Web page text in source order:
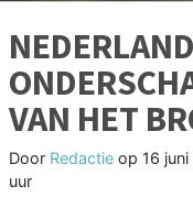
VAN HET
Door Redactie op 16
uur